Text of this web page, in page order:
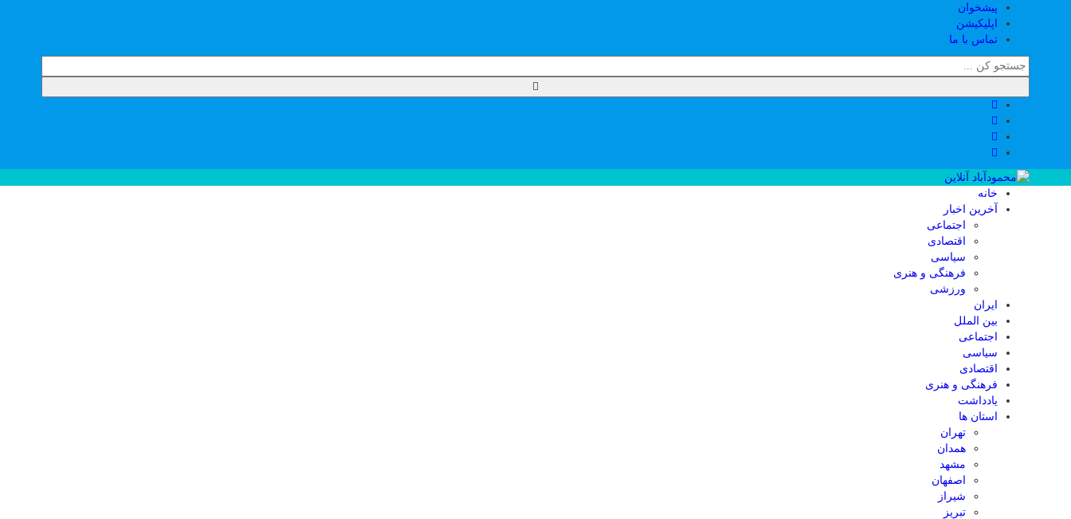
پیشخوان
اپلیکیشن
تماس با ما
خانه
آخرین اخبار
اجتماعی
اقتصادی
سیاسی
فرهنگی و هنری
ورزشی
ایران
بین الملل
اجتماعی
سیاسی
اقتصادی
فرهنگی و هنری
یادداشت
استان ها
تهران
همدان
مشهد
اصفهان
شیراز
تبریز